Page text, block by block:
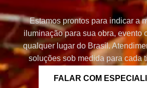
Estamos prontos para indicar a
iluminação para sua obra, evento
qualquer lugar do Brasil.
soluções sob medida para cada
FALAR COM